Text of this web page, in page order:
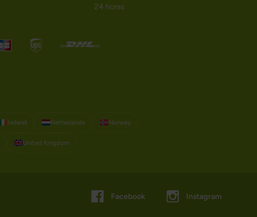
24 horas
Ireland Netherlands Norway
United Kingdom
Facebook Instagram